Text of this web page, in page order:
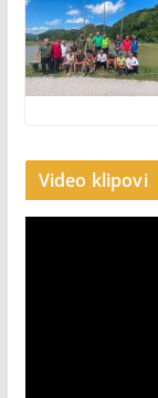
Video klipovi